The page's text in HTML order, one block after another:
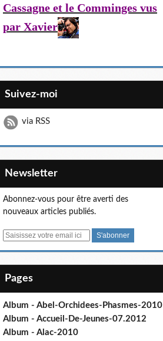
Cassagne et le Comminges vus
par Xavier
Suivez-moi
via RSS
Newsletter
Abonnez-vous pour être averti des
nouveaux articles publiés.
E
Pages
Album - Abel-Orchidees-Phasmes-2010
Album - Accueil-De-Jeunes-07.2012
Album - Alac-2010